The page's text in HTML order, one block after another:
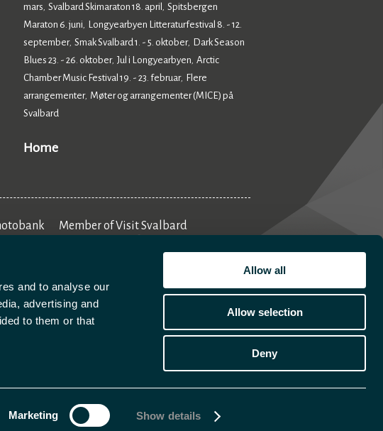
and to analyse our
advertising and
to them or that
Marketing Show details
Allow all
Allow selection
Deny
mars, Svalbard Skimaraton 18. april , Spitsbergen
Maraton 6. juni,
Longyearbyen Litteraturfestival 8. - 12.
september, Smak Svalbard 1. - 5. oktober,
Dark Season
Blues 23. - 26. oktober, Jul i Longyearbyen, Arctic
Chamber Music Festival 19. - 23. februar,
Flere
arrangementer, Møter og arrangementer (MICE) på
Svalbard,
Home
Member of Visit Svalbard